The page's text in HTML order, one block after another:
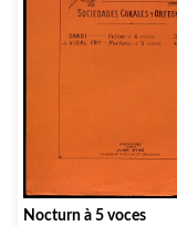
Nocturn à 5 voces